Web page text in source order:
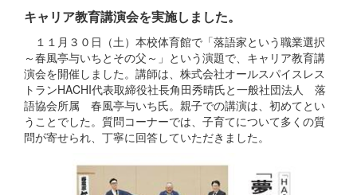
キャリア教育講演会を実施しました。
１１月３０日（土）本校体育館で「落語家という職業選択
～春風亭与いちとその父～」という演題で、キャリア教育講
演会を開催しました。講師は、株式会社オールスパイスレス
トランHACHI代表取締役社長角田秀晴氏と一般社団法人 落
語協会所属 春風亭与いち氏。親子での講演は、初めてとい
うことでした。質問コーナーでは、子育てについて多くの質
問が寄せられ、丁寧に回答していただきました。